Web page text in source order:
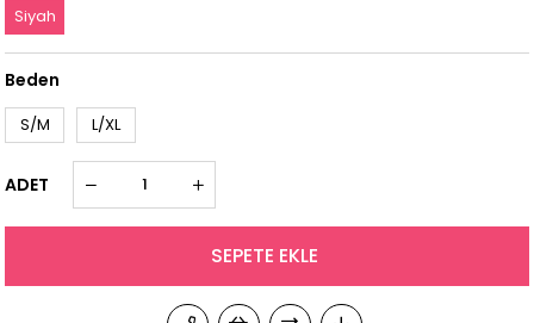
Siyah
Beden
S/M L/XL
ADET